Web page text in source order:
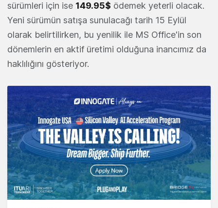
sürümleri için ise 149.95$ ödemek yeterli olacak.
Yeni sürümün satışa sunulacağı tarih 15 Eylül
olarak belirtilirken, bu yenilik ile MS Office'in son
dönemlerin en aktif üretimi olduğuna inancımız da
haklılığını gösteriyor.